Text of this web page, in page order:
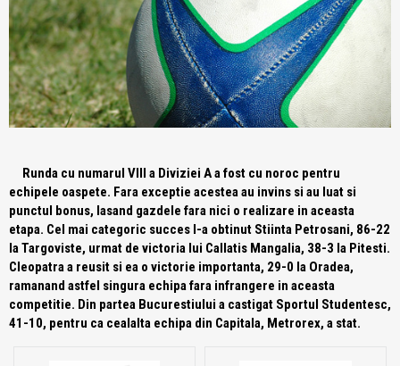
Runda cu numarul VIII a Diviziei A a fost cu noroc pentru
echipele oaspete. Fara exceptie acestea au invins si au luat si
punctul bonus, lasand gazdele fara nici o realizare in aceasta
etapa. Cel mai categoric succes l-a obtinut Stiinta Petrosani, 86-22
la Targoviste, urmat de victoria lui Callatis Mangalia, 38-3 la Pitesti.
Cleopatra a reusit si ea o victorie importanta, 29-0 la Oradea,
ramanand astfel singura echipa fara infrangere in aceasta
competitie. Din partea Bucurestiului a castigat Sportul Studentesc,
41-10, pentru ca cealalta echipa din Capitala, Metrorex, a stat.